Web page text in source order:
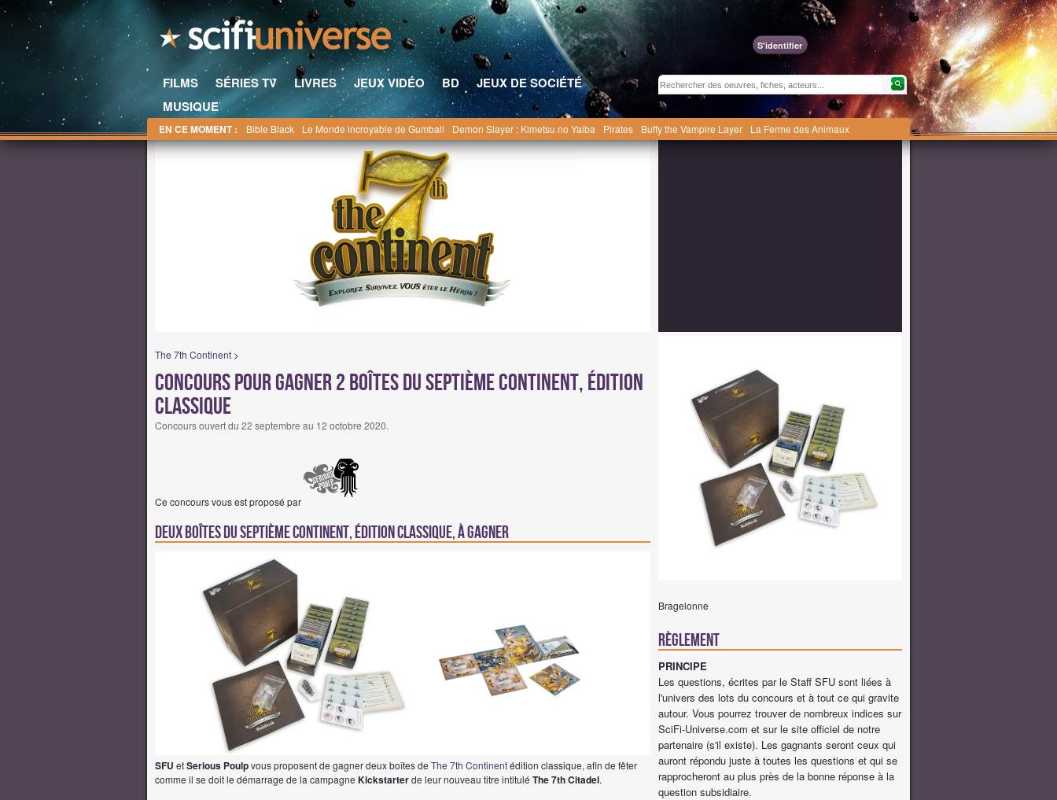
S'identifier
FILMS SÉRIES TV LIVRES JEUX VIDÉO BD
JEUX DE SOCIÉTÉ
MUSIQUE
EN CE MOMENT : Bible Black Le Monde incroyable de Gumball Demon Slayer : Kimetsu no Yaiba Pirates Buffy the Vampire Layer La Ferme des Animaux
The 7th Continent >
Concours pour gagner 2 boîtes du Septième Continent, édition
classique
Concours ouvert du 22 septembre au 12 octobre 2020.
Ce concours vous est proposé par
Deux boîtes du Septième Continent, édition classique, à gagner
SFU etSerious Poulpvous proposent de gagner deux boîtes de The 7th Continentédition classique, afin de fêter
comme il se doit le démarrage de la campagne Kickstarterde leur nouveau titre intitulé The 7th Citadel.
Bragelonne
Règlement
PRINCIPE
Les questions, écrites par le Staff SFU sont liées à
l'univers des lots du concours et à tout ce qui gravite
autour. Vous pourrez trouver de nombreux indices sur
SciFi-Universe.com et sur le site officiel de notre
partenaire (s'il existe). Les gagnants seront ceux qui
auront répondu juste à toutes les questions et qui se
rapprocheront au plus près de la bonne réponse à la
question subsidiaire.